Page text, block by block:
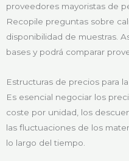
proveedores mayoristas de
Recopile preguntas sobre
disponibilidad de muestras.
bases y podrá comparar
Estructuras de precios para
Es esencial negociar los
coste por unidad, los
las fluctuaciones de los
lo largo del tiempo.